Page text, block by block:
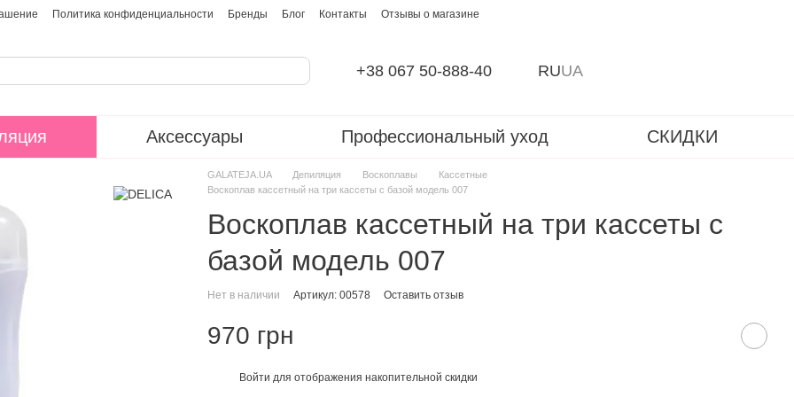
Политика конфиденциальности Бренды Блог Контакты Отзывы о магазине
+38 067 50-888-40 RUUA
Аксессуары Профессиональный уход СКИДКИ
GALATEJA.UA Депиляция Воскоплавы
Кассетные
Воскоплав кассетный на три кассеты с базой модель 007
Воскоплав кассетный на три кассеты с
базой модель 007
Нет в наличии Артикул: 00578 Оставить отзыв
970 грн
Войти для отображения накопительной скидки